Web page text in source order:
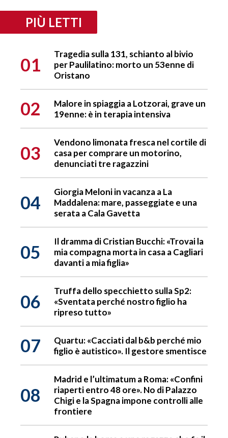
PIÙ LETTI
01
Tragedia sulla 131, schianto al bivio
per Paulilatino: morto un 53enne di
Oristano
02
Malore in spiaggia a Lotzorai, grave un
19enne: è in terapia intensiva
03
Vendono limonata fresca nel cortile di
casa per comprare un motorino,
denunciati tre ragazzini
04
Giorgia Meloni in vacanza a La
Maddalena: mare, passeggiate e una
serata a Cala Gavetta
05
Il dramma di Cristian Bucchi: «Trovai la
mia compagna morta in casa a Cagliari
davanti a mia figlia»
06
Truffa dello specchietto sulla Sp2:
«Sventata perché nostro figlio ha
ripreso tutto»
07
Quartu: «Cacciati dal b&b perché mio
figlio è autistico». Il gestore smentisce
08
Madrid e l’ultimatum a Roma: «Confini
riaperti entro 48 ore». No di Palazzo
Chigi e la Spagna impone controlli alle
frontiere